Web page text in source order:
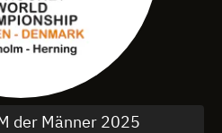
der Männer 2025